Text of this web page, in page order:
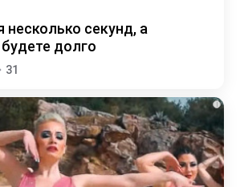
несколько секунд, а
долго
31
i